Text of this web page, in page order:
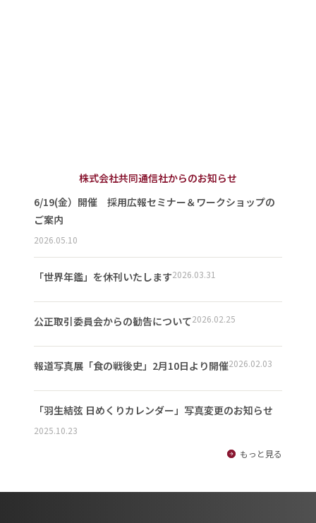
株式会社共同通信社からのお知らせ
6/19(金）開催 採用広報セミナー＆ワークショップの
ご案内
2026.05.10
「世界年鑑」を休刊いたします2026.03.31
公正取引委員会からの勧告について2026.02.25
報道写真展「食の戦後史」2月10日より開催2026.02.03
「羽生結弦 日めくりカレンダー」写真変更のお知らせ
2025.10.23
もっと見る